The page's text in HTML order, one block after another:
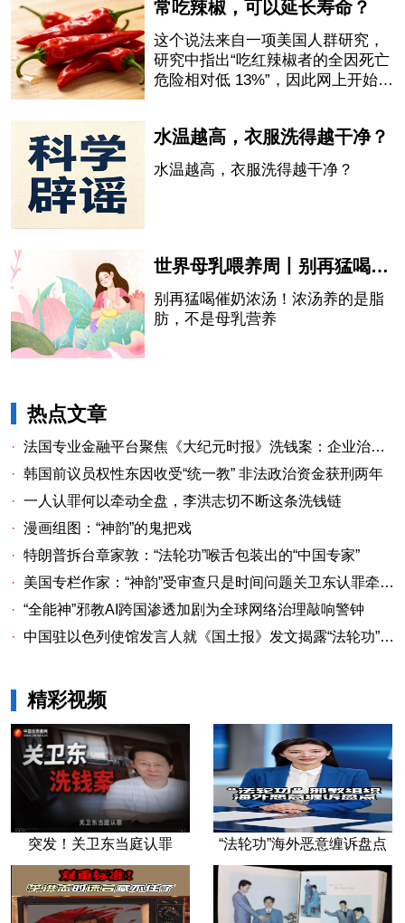
常吃辣椒，可以延长寿命？
这个说法来自一项美国人群研究，
研究中指出“吃红辣椒者的全因死亡
危险相对低 13%”，因此网上开始流
水温越高，衣服洗得越干净？
水温越高，衣服洗得越干净？
世界母乳喂养周丨别再猛喝催奶浓汤！浓汤养的是脂肪，不是母乳营养
别再猛喝催奶浓汤！浓汤养的是脂
肪，不是母乳营养
热点文章
· 法国专业金融平台聚焦《大纪元时报》洗钱案：企业治理漏洞与监管警示
· 韩国前议员权性东因收受“统一教” 非法政治资金获刑两年
· 一人认罪何以牵动全盘，李洪志切不断这条洗钱链
· 漫画组图：“神韵”的鬼把戏
· 特朗普拆台章家敦：“法轮功”喉舌包装出的“中国专家”
·
美国专栏作家：“神韵”受审查只是时间问题关卫东认罪牵出与《大纪元时报》资金链条
· “全能神”邪教AI跨国渗透加剧为全球网络治理敲响警钟
· 中国驻以色列使馆发言人就《国土报》发文揭露“法轮功”邪教本质答记者问
精彩视频
突发！关卫东当庭认罪 “法轮功”海外恶意缠诉盘点